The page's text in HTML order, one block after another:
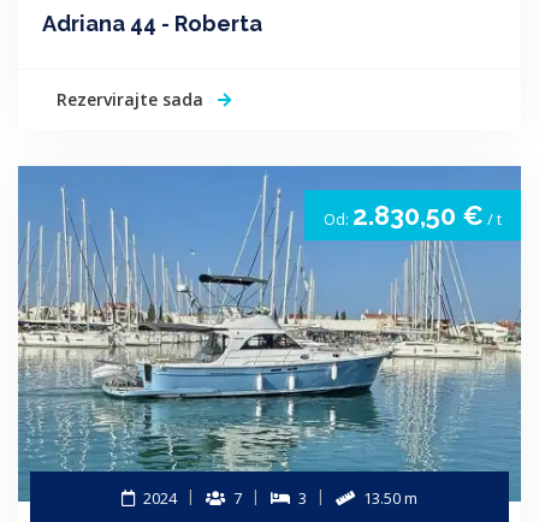
Adriana 44 - Roberta
Rezervirajte sada
Od: 2.830,50 € / t
2024 7 3 13.50 m